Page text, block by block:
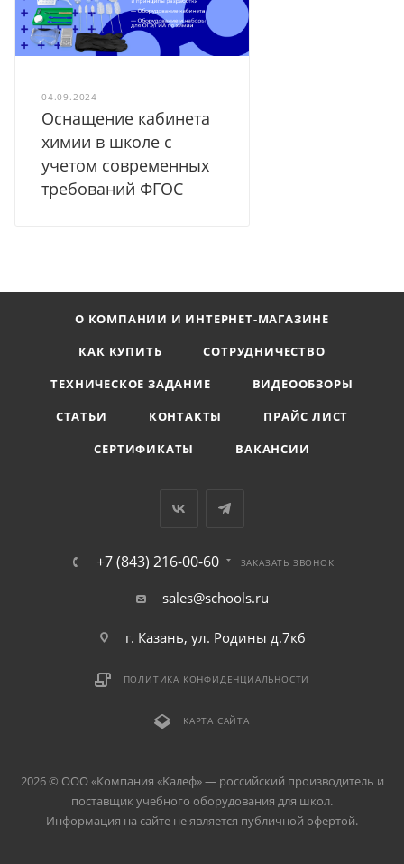
04.09.2024
Оснащение кабинета
химии в школе с
учетом современных
требований ФГОС
О КОМПАНИИ И ИНТЕРНЕТ-МАГАЗИНЕ
КАК КУПИТЬ
СОТРУДНИЧЕСТВО
ТЕХНИЧЕСКОЕ ЗАДАНИЕ
ВИДЕООБЗОРЫ
СТАТЬИ
КОНТАКТЫ
ПРАЙС ЛИСТ
СЕРТИФИКАТЫ
ВАКАНСИИ
+7 (843) 216-00-60 ЗАКАЗАТЬ ЗВОНОК
sales@schools.ru
г. Казань, ул. Родины д.7к6
ПОЛИТИКА КОНФИДЕНЦИАЛЬНОСТИ
КАРТА САЙТА
2026 © ООО «Компания «Kалеф» — российский производитель и
поставщик учебного оборудования для школ.
Информация на сайте не является публичной офертой.